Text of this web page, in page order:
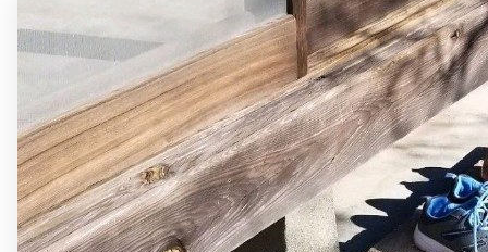
©︎ KAYAC Inc.All